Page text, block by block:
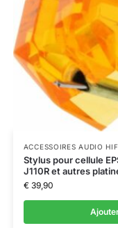
ACCESSOIRES AUDIO
Stylus pour cellule
J110R et autres
€39,90